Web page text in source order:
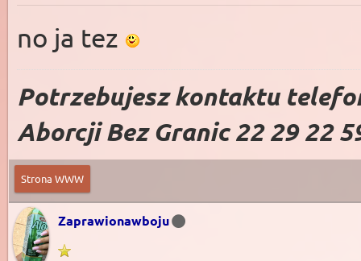
no ja tez
Potrzebujesz kontaktu
Aborcji Bez Granic 22 29 22
Strona WWW
Zaprawionawboju